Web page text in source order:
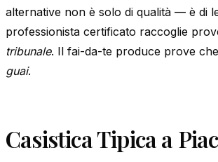
alternative non è solo di qualità — è di
professionista certificato raccoglie
tribunale. Il fai-da-te produce prove che
guai.
Casistica Tipica a